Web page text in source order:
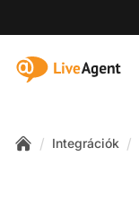
:site.title
/ Integrációk /